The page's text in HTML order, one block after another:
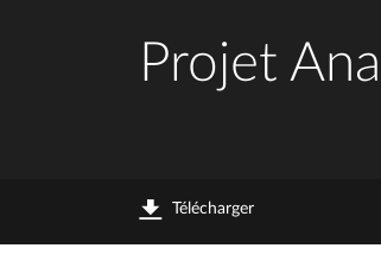
Projet
Télécharger